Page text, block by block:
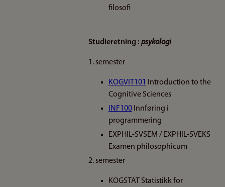
filosofi
Studieretning : psykologi
1. semester
KOGVIT101
Introduction to the
Cognitive Sciences
INF100 Innføring i
programmering
EXPHIL-SVSEM / EXPHIL-SVEKS
Examen philosophicum
2. semester
KOGSTAT Statistikk for